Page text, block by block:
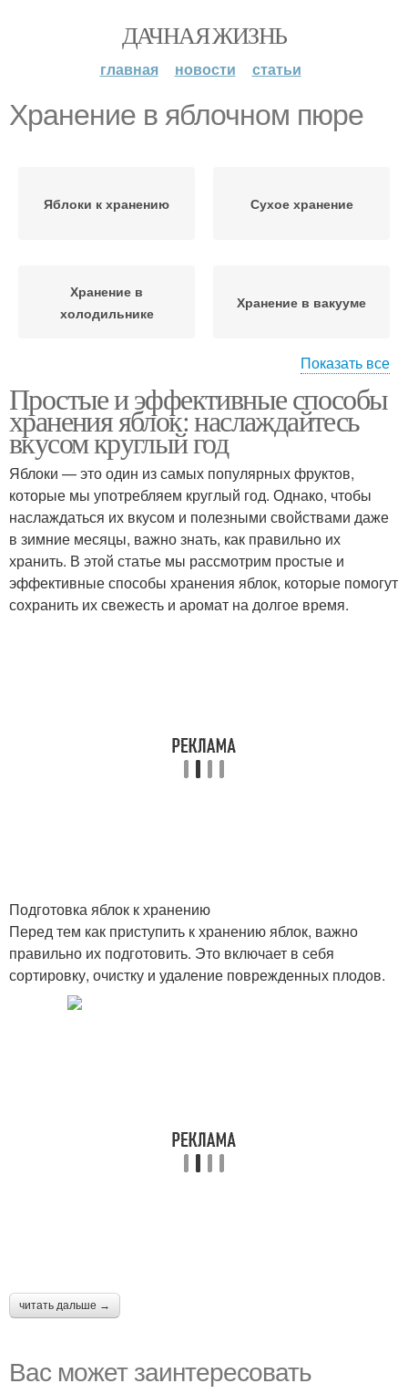
ДАЧНАЯ ЖИЗНЬ
главная новости статьи
Хранение в яблочном пюре
Яблоки к хранению Сухое хранение
Хранение в
холодильнике
Хранение в вакууме
Яблоки для хранения Место для хранения
Показать все
Простые и эффективные способы
хранения яблок: наслаждайтесь
вкусом круглый год
Яблоки — это один из самых популярных фруктов,
которые мы употребляем круглый год. Однако, чтобы
наслаждаться их вкусом и полезными свойствами даже
в зимние месяцы, важно знать, как правильно их
хранить. В этой статье мы рассмотрим простые и
эффективные способы хранения яблок, которые помогут
сохранить их свежесть и аромат на долгое время.
Подготовка яблок к хранению
Перед тем как приступить к хранению яблок, важно
правильно их подготовить. Это включает в себя
сортировку, очистку и удаление поврежденных плодов.
читать дальше →
Вас может заинтересовать